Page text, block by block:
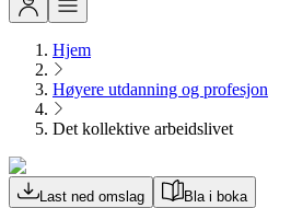
Hjem
Høyere utdanning og profesjon
Det kollektive arbeidslivet
Last ned omslag Bla i boka